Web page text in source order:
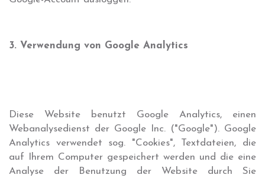
3. Verwendung von Google Analytics
Diese Website benutzt Google Analytics, einen
Webanalysedienst der Google Inc. ("Google"). Google
Analytics verwendet sog. "Cookies", Textdateien, die
auf Ihrem Computer gespeichert werden und die eine
Analyse der Benutzung der Website durch Sie